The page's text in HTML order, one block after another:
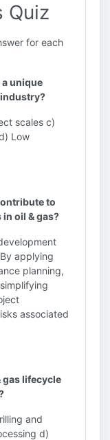
Quiz
for each
a unique
industry?
scales c)
Low
to
oil & gas?
applying
planning,
associated
gas lifecycle
and
d)